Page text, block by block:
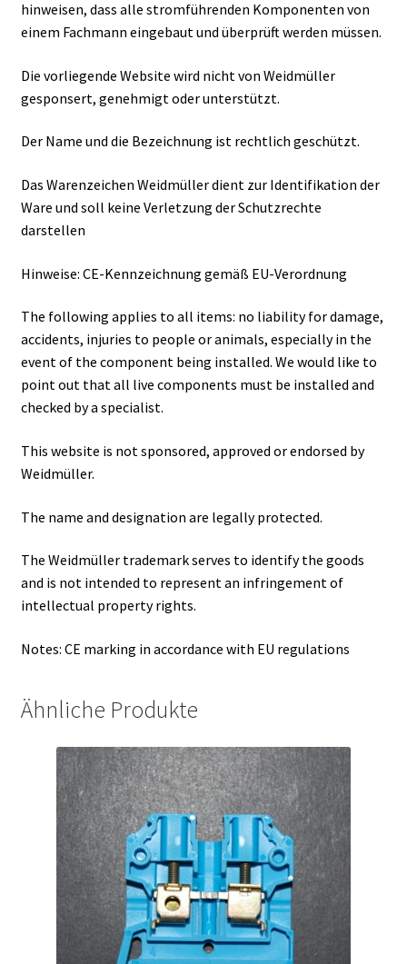
hinweisen, dass alle stromführenden Komponenten von
einem Fachmann eingebaut und überprüft werden müssen.
Die vorliegende Website wird nicht von Weidmüller
gesponsert, genehmigt oder unterstützt.
Der Name und die Bezeichnung ist rechtlich geschützt.
Das Warenzeichen Weidmüller dient zur Identifikation der
Ware und soll keine Verletzung der Schutzrechte
darstellen
Hinweise: CE-Kennzeichnung gemäß EU-Verordnung
The following applies to all items: no liability for damage,
accidents, injuries to people or animals, especially in the
event of the component being installed. We would like to
point out that all live components must be installed and
checked by a specialist.
This website is not sponsored, approved or endorsed by
Weidmüller.
The name and designation are legally protected.
The Weidmüller trademark serves to identify the goods
and is not intended to represent an infringement of
intellectual property rights.
Notes: CE marking in accordance with EU regulations
Ähnliche Produkte